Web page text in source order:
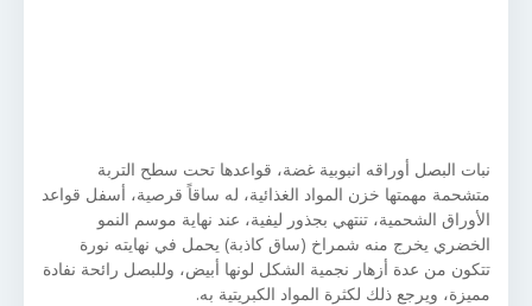
نبات البصل أوراقه انبوبية غضة، قواعدها تحت سطح التربة
متشحمة مهمتها خزن المواد الغذائية، له ساقاً قرصية، أسفل قواعد
الأوراق الشحمية، تنتهي بجذور ليفية، عند نهاية موسم النمو
الخضري يخرج منه شمراخ (ساق كاذبة) يحمل في نهايته نورة
تتكون من عدة أزهار نجمية الشكل لونها أبيض، وللبصل رائحة نفادة
مميزة، ويرجع ذلك لكثرة المواد الكبريتية به.